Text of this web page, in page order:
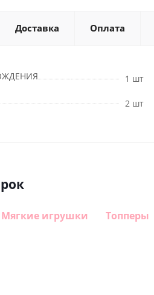
Доставка Оплата
1 шт
2 шт
Мягкие игрушки Топперы